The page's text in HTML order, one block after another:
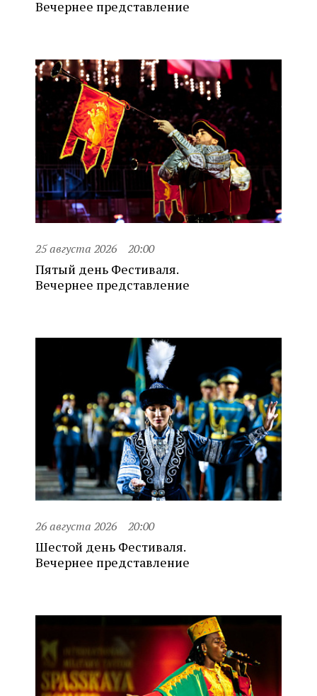
Вечернее представление
25 августа 2026 20:00
Пятый день Фестиваля.
Вечернее представление
26 августа 2026 20:00
Шестой день Фестиваля.
Вечернее представление